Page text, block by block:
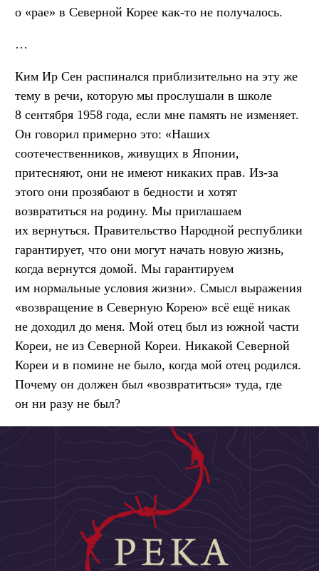
о «рае» в Северной Корее как-то не получалось.
…
Ким Ир Сен распинался приблизительно на эту же
тему в речи, которую мы прослушали в школе
8 сентября 1958 года, если мне память не изменяет.
Он говорил примерно это: «Наших
соотечественников, живущих в Японии,
притесняют, они не имеют никаких прав. Из-за
этого они прозябают в бедности и хотят
возвратиться на родину. Мы приглашаем
их вернуться. Правительство Народной республики
гарантирует, что они могут начать новую жизнь,
когда вернутся домой. Мы гарантируем
им нормальные условия жизни». Смысл выражения
«возвращение в Северную Корею» всё ещё никак
не доходил до меня. Мой отец был из южной части
Кореи, не из Северной Кореи. Никакой Северной
Кореи и в помине не было, когда мой отец родился.
Почему он должен был «возвратиться» туда, где
он ни разу не был?